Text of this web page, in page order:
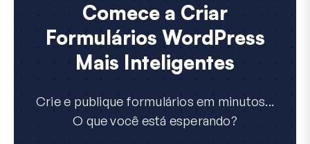
Comece a Criar
Formulários WordPress
Mais Inteligentes
Crie e publique formulários em minutos...
O que você está esperando?